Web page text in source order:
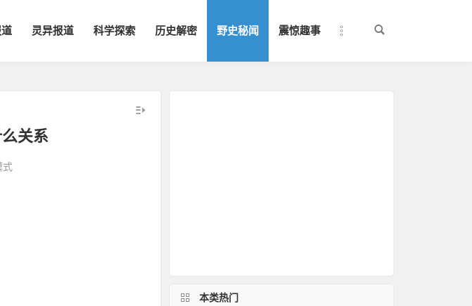
灵异报道 科学探索 历史解密 野史秘闻 震惊趣事
关系
式
本类热门